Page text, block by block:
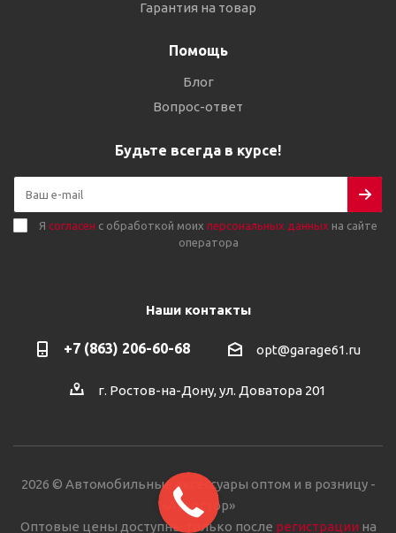
Гарантия на товар
Помощь
Блог
Вопрос-ответ
Будьте всегда в курсе!
Я согласен с обработкой моих персональных данных на сайте
оператора
Наши контакты
+7 (863) 206-60-68 opt@garage61.ru
г. Ростов-на-Дону, ул. Доватора 201
2026 © Автомобильные аксессуары оптом и в розницу -
«Автостор»
Оптовые цены доступны только после регистрации на